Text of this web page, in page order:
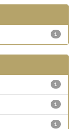
1
1
1
1